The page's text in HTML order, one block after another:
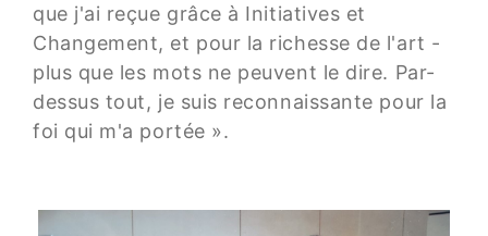
que j'ai reçue grâce à Initiatives et
Changement, et pour la richesse de l'art -
plus que les mots ne peuvent le dire. Par-
dessus tout, je suis reconnaissante pour la
foi qui m'a portée ».